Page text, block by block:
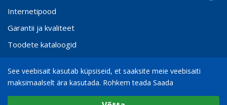
Internetipood
Garantii ja kvaliteet
Toodete kataloogid
Kontakt
(+372) 65 000 21
See veebisait kasutab küpsiseid, et saaksite meie veebisaiti
maksimaalselt ära kasutada. Rohkem teada Saada
Valige cookie Seaded